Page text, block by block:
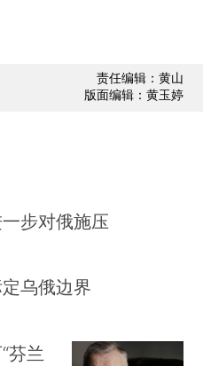
责任编辑：黄山
版面编辑：黄玉婷
步对俄施压
乌俄边界
芬兰